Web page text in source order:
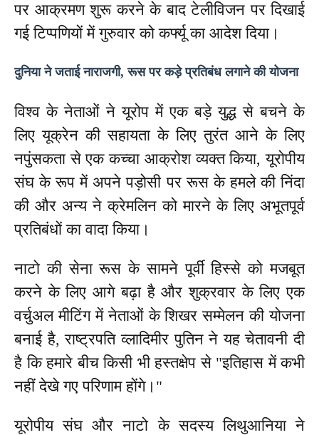
पर आक्रमण शुरू करने के बाद टेलीविजन पर दिखाई
गई टिप्पणियों में गुरुवार को कर्फ्यू का आदेश दिया।
दुनिया ने जताई नाराजगी, रूस पर कड़े प्रतिबंध लगाने की योजना
विश्व के नेताओं ने यूरोप में एक बड़े युद्ध से बचने के
लिए यूक्रेन की सहायता के लिए तुरंत आने के लिए
नपुंसकता से एक कच्चा आक्रोश व्यक्त किया, यूरोपीय
संघ के रूप में अपने पड़ोसी पर रूस के हमले की निंदा
की और अन्य ने क्रेमलिन को मारने के लिए अभूतपूर्व
प्रतिबंधों का वादा किया।
नाटो की सेना रूस के सामने पूर्वी हिस्से को मजबूत
करने के लिए आगे बढ़ा है और शुक्रवार के लिए एक
वर्चुअल मीटिंग में नेताओं के शिखर सम्मेलन की योजना
बनाई है, राष्ट्रपति व्लादिमीर पुतिन ने यह चेतावनी दी
है कि हमारे बीच किसी भी हस्तक्षेप से "इतिहास में कभी
नहीं देखे गए परिणाम होंगे।"
यूरोपीय संघ और नाटो के सदस्य लिथुआनिया ने